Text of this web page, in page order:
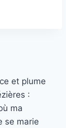
et plume
:
ma
se marie